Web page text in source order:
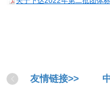
友情链接>>